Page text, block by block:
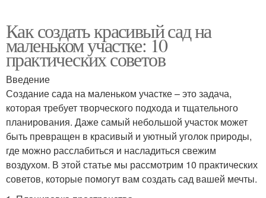
Как создать красивый сад на
маленьком участке: 10
практических советов
Введение
Создание сада на маленьком участке – это задача,
которая требует творческого подхода и тщательного
планирования. Даже самый небольшой участок может
быть превращен в красивый и уютный уголок природы,
где можно расслабиться и насладиться свежим
воздухом. В этой статье мы рассмотрим 10 практических
советов, которые помогут вам создать сад вашей мечты.